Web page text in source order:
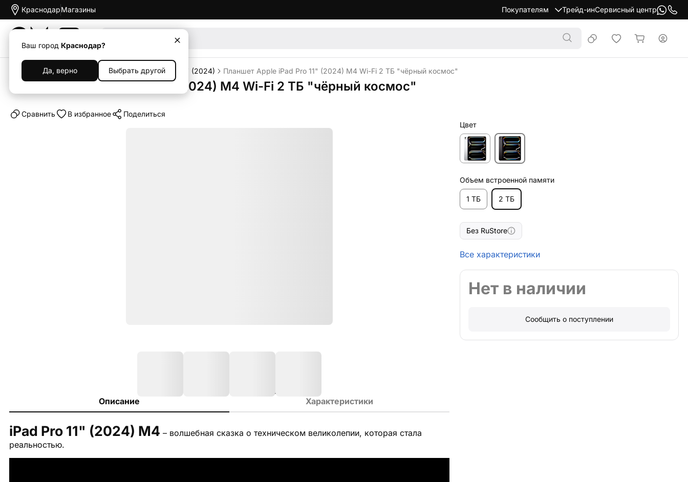
Краснодар
Ваш город Краснодар?
Да, верно Выбрать другой
Магазины Покупателям Трейд-инСервисный центр
Каталог Планшеты iPad iPad Pro 11" (2024) Планшет Apple iPad Pro 11" (2024) M4 Wi-Fi 2 ТБ "чёрный космос"
Планшет Apple iPad Pro 11" (2024) M4 Wi-Fi 2 ТБ "чёрный космос"
Cравнить В избранное Поделиться
Описание Характеристики
iPad Pro 11" (2024) M4 – волшебная сказка о техническом великолепии, которая стала
реальностью.
Цвет
Объем встроенной памяти
1 ТБ 2 ТБ
Без RuStore
Все характеристики
Нет в наличии
Сообщить о поступлении